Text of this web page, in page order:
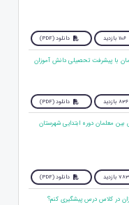
1106 بازدید دانلود (PDF)
836 بازدید دانلود (PDF)
معلمان دوره ابتدایی شهرستان
783 بازدید دانلود (PDF)